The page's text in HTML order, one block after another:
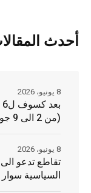
أحدث
(من 2 الى 9 جويلية 2026)
8 يونيو، 2026
تقاطع تدعو
السياسية سوار
8 يونيو، 2026